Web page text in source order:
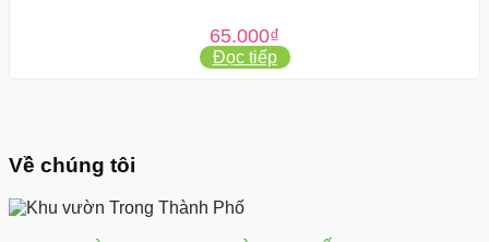
65.000₫
Đọc tiếp
Về chúng tôi